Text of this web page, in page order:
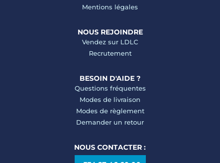
Mentions légales
NOUS REJOINDRE
Vendez sur LDLC
Recrutement
BESOIN D'AIDE ?
Questions fréquentes
Modes de livraison
Modes de règlement
Demander un retour
NOUS CONTACTER :